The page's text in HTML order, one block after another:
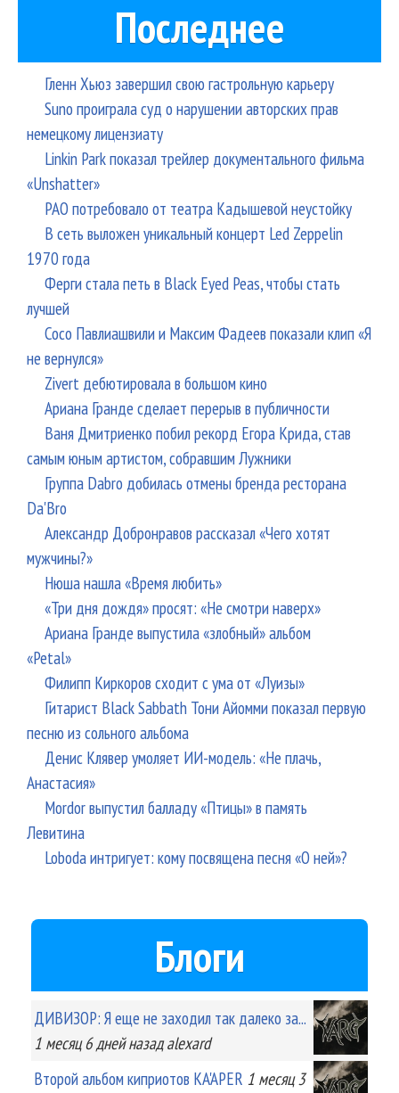
Последнее
Гленн Хьюз завершил свою гастрольную карьеру
Suno проиграла суд о нарушении авторских прав
немецкому лицензиату
Linkin Park показал трейлер документального фильма
«Unshatter»
РАО потребовало от театра Кадышевой неустойку
В сеть выложен уникальный концерт Led Zeppelin
1970 года
Ферги стала петь в Black Eyed Peas, чтобы стать
лучшей
Сосо Павлиашвили и Максим Фадеев показали клип «Я
не вернулся»
Zivert дебютировала в большом кино
Ариана Гранде сделает перерыв в публичности
Ваня Дмитриенко побил рекорд Егора Крида, став
самым юным артистом, собравшим Лужники
Группа Dabro добилась отмены бренда ресторана
Da'Bro
Александр Добронравов рассказал «Чего хотят
мужчины?»
Нюша нашла «Время любить»
«Три дня дождя» просят: «Не смотри наверх»
Ариана Гранде выпустила «злобный» альбом
«Petal»
Филипп Киркоров сходит с ума от «Луизы»
Гитарист Black Sabbath Тони Айомми показал первую
песню из сольного альбома
Денис Клявер умоляет ИИ-модель: «Не плачь,
Анастасия»
Mordor выпустил балладу «Птицы» в память
Левитина
Loboda интригует: кому посвящена песня «О ней»?
Блоги
ДИВИЗОР: Я еще не заходил так далеко за...
1 месяц 6 днейназад alexard
Второй альбом киприотов KA'APER 1 месяц 3